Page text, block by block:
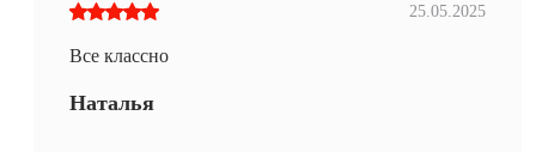
25.05.2025
Все классно
Наталья